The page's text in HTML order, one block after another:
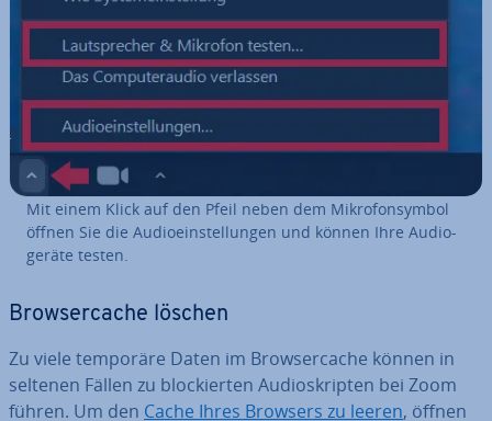
Mit einem Klick auf den Pfeil neben dem Mi­kro­fon­sym­bol
öffnen Sie die Au­dio­ein­stel­lun­gen und können Ihre Au­dio­
ge­rä­te testen.
Brow­ser­cache löschen
Zu viele temporäre Daten im Brow­ser­cache können in
seltenen Fällen zu blo­ckier­ten Au­dio­skrip­ten bei Zoom
führen. Um den Cache Ihres Browsers zu leeren, öffnen